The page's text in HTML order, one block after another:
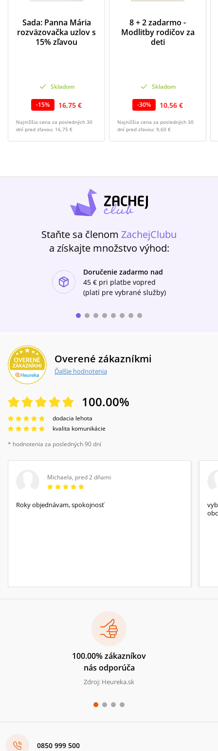
Sada: Panna Mária
rozväzovačka uzlov s
15% zľavou
Skladom
-15% 16,75 €
Najnižšia cena za posledných 30
dní pred zľavou: 16,75 €
8 + 2 zadarmo -
Modlitby rodičov za
deti
Skladom
-30% 10,56 €
Najnižšia cena za posledných 30
dní pred zľavou: 9,60 €
Staňte sa členom ZachejClubu
a získajte množstvo výhod:
Doručenie zadarmo nad
45 € pri platbe vopred
(platí pre vybrané služby)
Overené zákazníkmi
Ďalšie hodnotenia
100.00%
dodacia lehota
kvalita komunikácie
* hodnotenia za posledných 90 dní
Michaela, pred 2 dňami
Roky objednávam, spokojnosť
100.00% zákazníkov
nás odporúča
Zdroj: Heureka.sk
0850 999 500